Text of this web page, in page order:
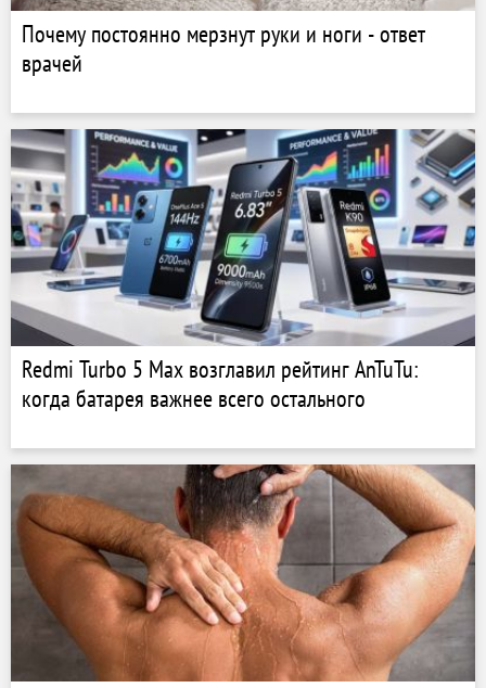
Почему постоянно мерзнут руки и ноги - ответ
врачей
Redmi Turbo 5 Max возглавил рейтинг AnTuTu:
когда батарея важнее всего остального